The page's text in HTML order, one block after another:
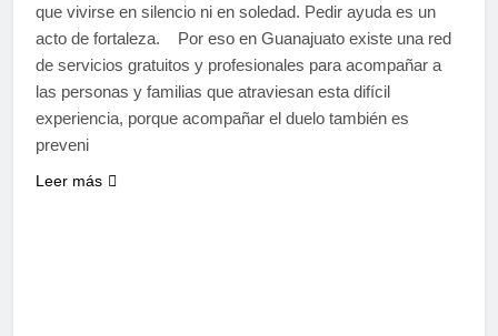
que vivirse en silencio ni en soledad. Pedir ayuda es un
acto de fortaleza. Por eso en Guanajuato existe una red
de servicios gratuitos y profesionales para acompañar a
las personas y familias que atraviesan esta difícil
experiencia, porque acompañar el duelo también es
preveni
Leer más